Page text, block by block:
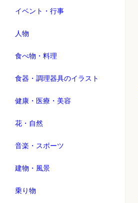
イベント・行事
人物
食べ物・料理
食器・調理器具のイラスト
健康・医療・美容
花・自然
音楽・スポーツ
建物・風景
乗り物